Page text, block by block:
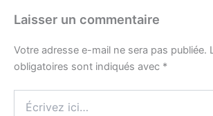
Laisser un commentaire
Votre adresse e-mail ne sera pas publiée.
obligatoires sont indiqués avec *
ici…